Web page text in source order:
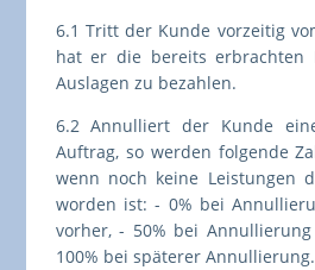
6.1 Tritt der Kunde vorzeitig
hat er die bereits erbrachten
Auslagen zu bezahlen.
6.2 Annulliert der Kunde
Auftrag, so werden folgende
wenn noch keine Leistungen
worden ist: - 0% bei
vorher, - 50% bei
100% bei späterer Annullierung.